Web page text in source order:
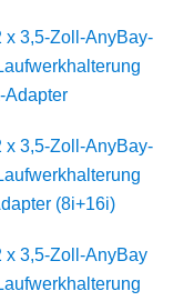
x 3,5-Zoll-AnyBay-
Adapter
x 3,5-Zoll-AnyBay-
(8i+16i)
x 3,5-Zoll-AnyBay